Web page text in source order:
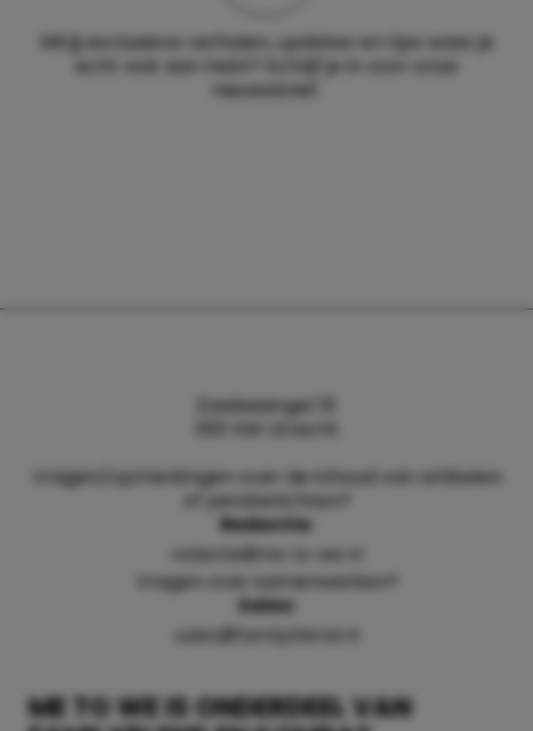
Wil jij exclusieve verhalen, updates en tips waar je
echt wat aan hebt? Schrijf je in voor onze
nieuwsbrief.
ME TO WE IS ONDERDEEL VAN
Daalsesingel 51
3511 SW Utrecht
Vragen/opmerkingen over de inhoud van artikelen
of persberichten?
Redactie:
redactie@me-to-we.nl
Vragen over samenwerken?
Sales:
sales@familyblend.nl